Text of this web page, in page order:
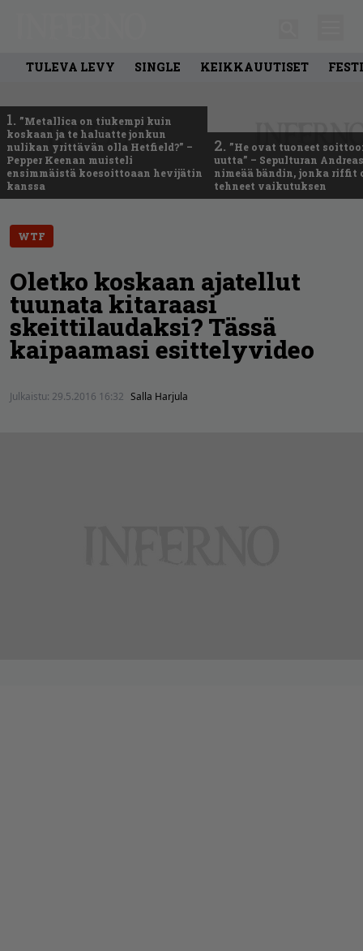
TULEVA LEVY SINGLE KEIKKAUUTISET
1. ”Metallica on tiukempi kuin
koskaan ja te haluatte jonkun
nulikan yrittävän olla Hetfield?” –
Pepper Keenan muisteli
ensimmäistä koesoittoaan hevijätin
kanssa
2. ”He ovat tuoneet
uutta” – Sepulturan
nimeää bändin, jonka riffit
tehneet vaikutuksen
WTF
Oletko koskaan ajatellut
tuunata kitaraasi
skeittilaudaksi? Tässä
kaipaamasi esittelyvideo
Julkaistu: 29.5.2016 16:32 Salla Harjula